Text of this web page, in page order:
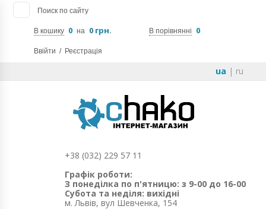
Поиск по сайту
В кошику 0 на 0 грн. В порівнянні 0
Ввійти / Реєстрація
ua | ru
+38 (032) 229 57 11
Графік роботи:
З понеділка по п'ятницю: з 9-00 до 16-00
Субота та неділя: вихідні
м. Львів, вул Шевченка, 154